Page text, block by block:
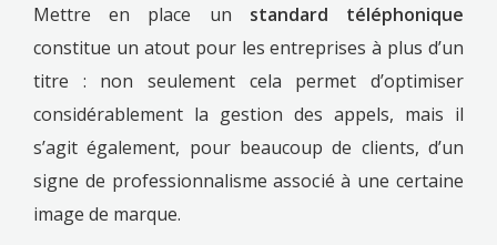
Mettre en place un standard téléphonique
constitue un atout pour les entreprises à plus d’un
titre : non seulement cela permet d’optimiser
considérablement la gestion des appels, mais il
s’agit également, pour beaucoup de clients, d’un
signe de professionnalisme associé à une certaine
image de marque.